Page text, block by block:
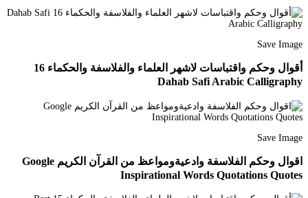
Save Image
أقوال وحكم واقتباسات لاشهر العلماء والفلاسفة والحكماء 16
Dahab Safi Arabic Calligraphy
Save Image
اقوال وحكم الفلاسفة وادعيةومواعظ من القرآن الكريم Google
Inspirational Words Quotations Quotes